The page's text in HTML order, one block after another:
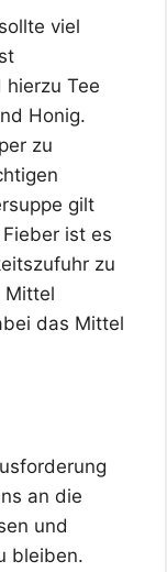
viel
hierzu Tee
Honig.
zu
gilt
ist es
zu
Mittel
das Mittel
an die
und
bleiben.